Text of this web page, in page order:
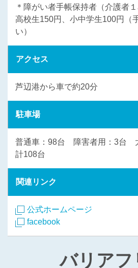
＊障がい者手帳保持者（介護者
高校生150円、小中学生100円（
い）
アクセス
芦辺港から車で約20分
駐車場
普通車：98台 障害者用：3台
計108台
関連リンク
公式ホームページ
facebook
バリアフ